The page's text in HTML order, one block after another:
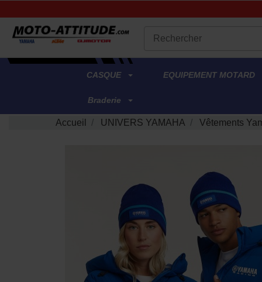
.
CASQUE EQUIPEMENT MOTARD
Braderie
Accueil UNIVERS YAMAHA Vêtements